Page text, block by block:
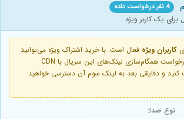
4 نفر درخواست داده
کاربران ویژه فعال است. با خرید اشتراک ویژه می‌توانید
هر 24 ساعت یک‌بار درخواست همگام‌سازی لینک‌های این سریال با CDN
کنید و دقایقی بعد به لینک سوم آن دسترسی خواهید
نوع صدا: